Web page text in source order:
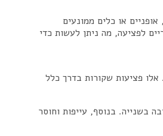
או כלים ממונעים
לפציעה, מה ניתן לעשות כדי
אלו פציעות שקורות בדרך כלל
בשנייה. בנוסף, עייפות וחוסר